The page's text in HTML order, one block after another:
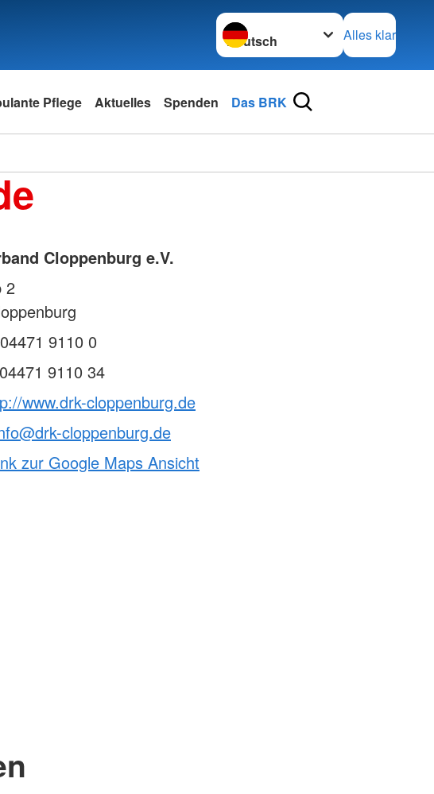
Sprache wechseln zu
Alles klar
Pflege Aktuelles Spenden Das BRK
Cloppenburg e.V.
2
04471 9110 0
04471 9110 34
www.drk-cloppenburg.de
cloppenburg.de
zur Google Maps Ansicht